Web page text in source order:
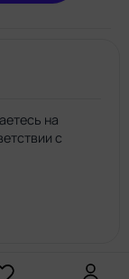
на
с